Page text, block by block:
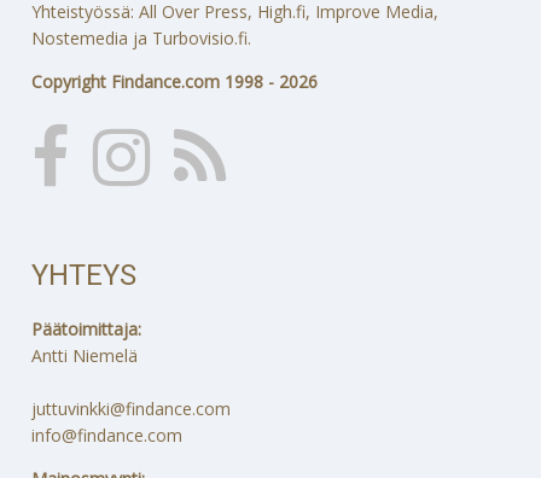
Yhteistyössä: All Over Press, High.fi, Improve Media,
Nostemedia ja Turbovisio.fi.
Copyright Findance.com 1998 - 2026
YHTEYS
Päätoimittaja:
Antti Niemelä
juttuvinkki@findance.com
info@findance.com